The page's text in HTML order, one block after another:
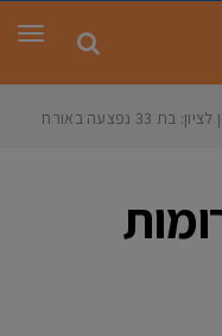
פגיעת רכב בראשון לציון: בת 33 נפצעה באורח